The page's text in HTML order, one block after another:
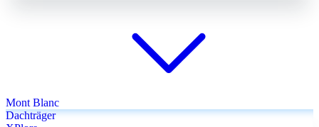
Mont Blanc
Dachträger